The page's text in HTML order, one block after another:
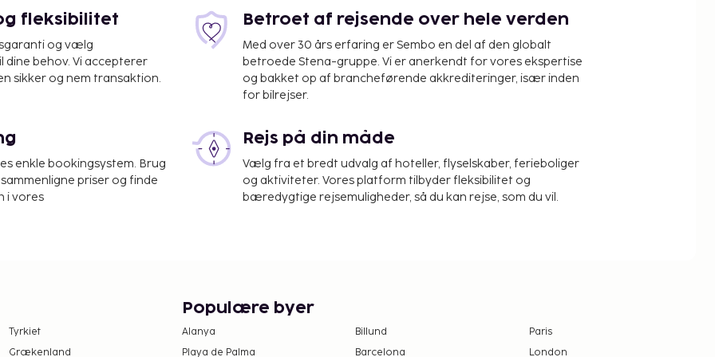
(CTG),
Gebyrer
denne moms. Denne
(overnatning
fleksibilitet
og vælg
dine behov. Vi accepterer
sikker og nem transaktion.
Betroet af rejsende over hele verden
Med over 30 års erfaring er Sembo en del af den globalt
betroede Stena-gruppe. Vi er anerkendt for vores ekspertise
og bakket op af brancheførende akkrediteringer, især inden
for bilrejser.
enkle bookingsystem. Brug
priser og finde
i vores
Rejs på din måde
Vælg fra et bredt udvalg af hoteller, flyselskaber, ferieboliger
og aktiviteter. Vores platform tilbyder fleksibilitet og
bæredygtige rejsemuligheder, så du kan rejse, som du vil.
Tyrkiet
Grækenland
Populære byer
Alanya Billund
Paris
Playa de Palma
Barcelona
London